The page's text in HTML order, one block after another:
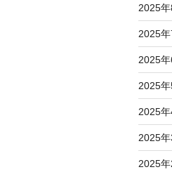
2025
2025
2025
2025
2025
2025
2025